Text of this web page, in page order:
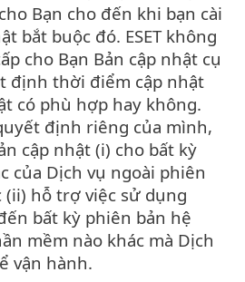
Bạn cho đến khi bạn cài
bắt buộc đó. ESET không
cho Bạn Bản cập nhật cụ
định thời điểm cập nhật
có phù hợp hay không.
định riêng của mình,
cập nhật (i) cho bất kỳ
của Dịch vụ ngoài phiên
hỗ trợ việc sử dụng
bất kỳ phiên bản hệ
mềm nào khác mà Dịch
vận hành.